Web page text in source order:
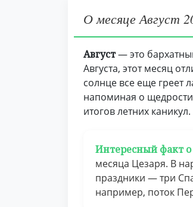
О месяце Август
Август— это
Августа, этот месяц
солнце все еще греет
напоминая о
итогов летних каникул.
Интересный факт о
месяца Цезаря. В
праздники — три
например, поток